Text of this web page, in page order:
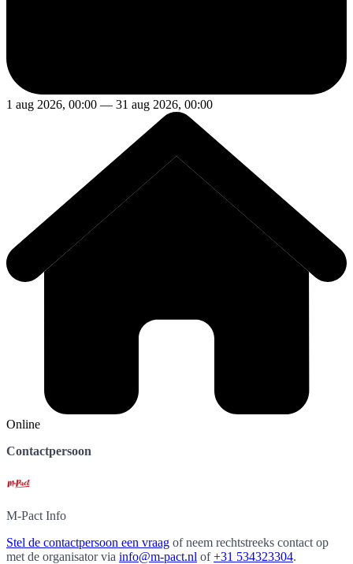
1 aug 2026, 00:00 — 31 aug 2026, 00:00
Online
Contactpersoon
M-Pact Info
Stel de contactpersoon een vraag of neem rechtstreeks contact op
met de organisator via info@m-pact.nl of +31 534323304.